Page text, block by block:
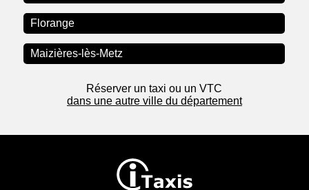
Florange
Maizières-lès-Metz
Réserver un taxi ou un VTC
dans une autre ville du département